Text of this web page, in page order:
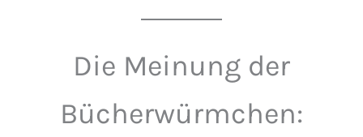
Die Meinung der
Bücherwürmchen: